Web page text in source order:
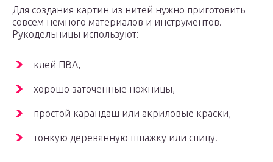
Для создания картин из нитей нужно приготовить
совсем немного материалов и инструментов.
Рукодельницы используют:
клей ПВА,
хорошо заточенные ножницы,
простой карандаш или акриловые краски,
тонкую деревянную шпажку или спицу.